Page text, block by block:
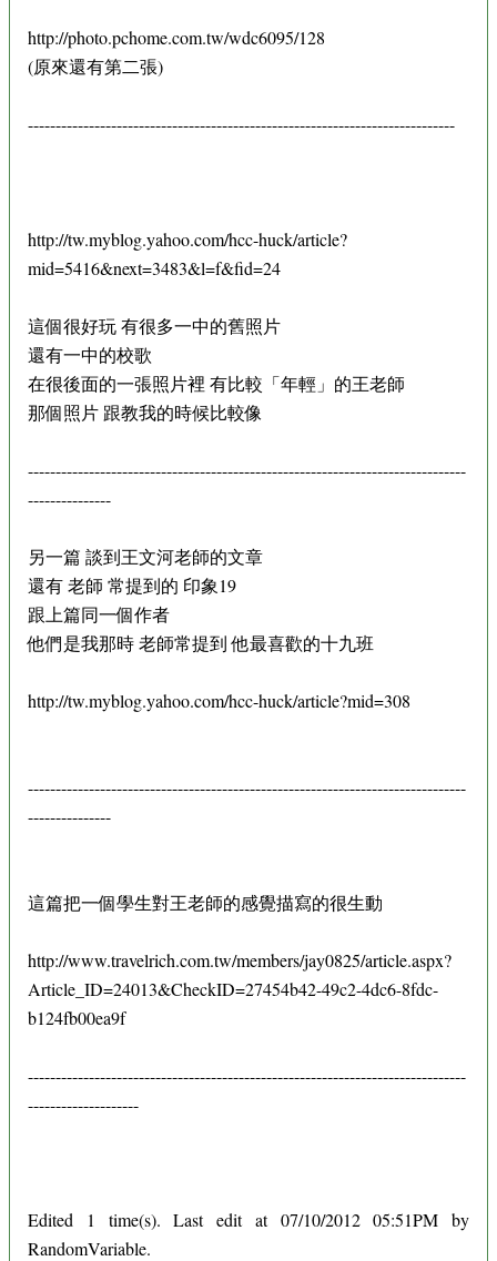
http://photo.pchome.com.tw/wdc6095/128
(原來還有第二張)
-----------------------------------------------------------------------------
http://tw.myblog.yahoo.com/hcc-huck/article?
mid=5416&next=3483&l=f&fid=24
這個很好玩 有很多一中的舊照片
還有一中的校歌
在很後面的一張照片裡 有比較「年輕」的王老師
那個照片 跟教我的時候比較像
-------------------------------------------------------------------------------
---------------
另一篇 談到王文河老師的文章
還有 老師 常提到的 印象19
跟上篇同一個作者
他們是我那時 老師常提到 他最喜歡的十九班
http://tw.myblog.yahoo.com/hcc-huck/article?mid=308
-------------------------------------------------------------------------------
---------------
這篇把一個學生對王老師的感覺描寫的很生動
http://www.travelrich.com.tw/members/jay0825/article.aspx?
Article_ID=24013&CheckID=27454b42-49c2-4dc6-8fdc-
b124fb00ea9f
-------------------------------------------------------------------------------
--------------------
Edited 1 time(s). Last edit at 07/10/2012 05:51PM by
RandomVariable.